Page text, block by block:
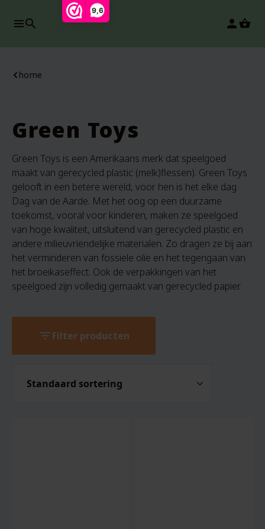
9,6
search person
home
Green Toys
Green Toys is een Amerikaans merk dat speelgoed
maakt van gerecycled plastic (melk)flessen). Green Toys
gelooft in een betere wereld, voor hen is het elke dag
Dag van de Aarde. Met het oog op een duurzame
toekomst, vooral voor kinderen, maken ze speelgoed
van hoge kwaliteit, uitsluitend van gerecycled plastic en
andere milieuvriendelijke materialen. Zo dragen ze bij aan
het verminderen van fossiele olie en het tegengaan van
het broeikaseffect. Ook de verpakkingen van het
speelgoed zijn volledig gemaakt van gerecycled papier.
filter_listFilter producten